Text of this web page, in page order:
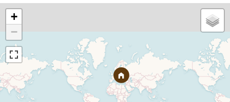
+
−